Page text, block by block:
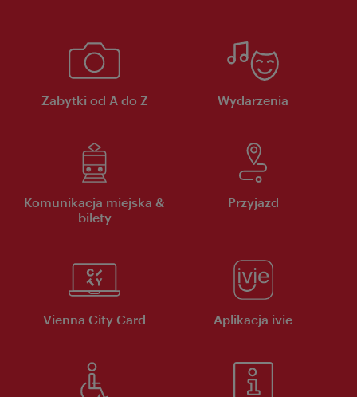
Zabytki od A do Z Wydarzenia
Komunikacja miejska &
bilety
Przyjazd
Vienna City Card Aplikacja ivie